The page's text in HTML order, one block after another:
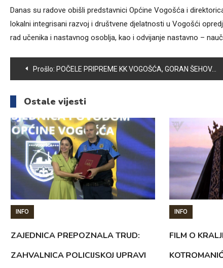
Danas su radove obišli predstavnici Općine Vogošća i
lokalni integrisani razvoj i društvene djelatnosti u Vogošći
rad učenika i nastavnog osoblja, kao i odvijanje nastavno –
Navigacija
članaka
Prošlo: POČELE PRIPREME KK VOGOŠĆA, GORAN ŠEHOVAC NOVI ŠEF STRUČNOG ŠTABA
Ostale vijesti
INFO
ZAJEDNICA PREPOZNALA TRUD:
ZAHVALNICA POLICIJSKOJ UPRAVI
INFO
FILM O